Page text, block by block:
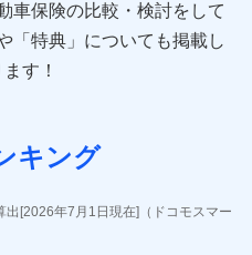
株式会社 (https://www.e-
www.aig.co.jp/sonpo)
式会社
)
車保険の比較・検討をして
「特典」についても掲載し
す！
キング
出[2026年7月1日現在]（ドコモスマー